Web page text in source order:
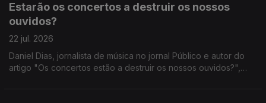
Estarão os concertos a destruir os nossos
ouvidos?
22 jul. 2026
Daniel Dias, jornalista de música no jornal Público e autor do
artigo "Os concertos estão a destruir os nossos ouvidos?",